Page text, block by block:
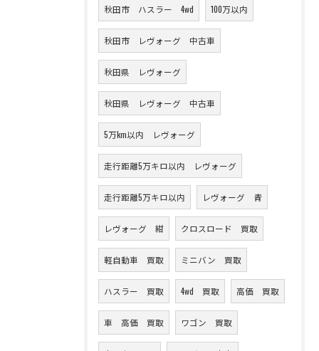
秋田市 ハスラー 4wd 100万以内
秋田市 レヴォーグ 中古車
秋田県 レヴォーグ
秋田県 レヴォーグ 中古車
5万km以内 レヴォーグ
走行距離5万キロ以内 レヴォーグ
走行距離5万キロ以内 レヴォーグ 青
レヴォーグ 紺 クロスロード 買取
軽自動車 買取 ミニバン 買取
ハスラー 買取 4wd 買取 高価 買取
車 高価 買取 ワゴン 買取